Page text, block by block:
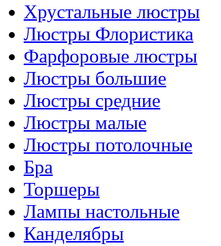
Хрустальные люстры
Люстры Флористика
Фарфоровые люстры
Люстры большие
Люстры средние
Люстры малые
Люстры потолочные
Бра
Торшеры
Лампы настольные
Канделябры